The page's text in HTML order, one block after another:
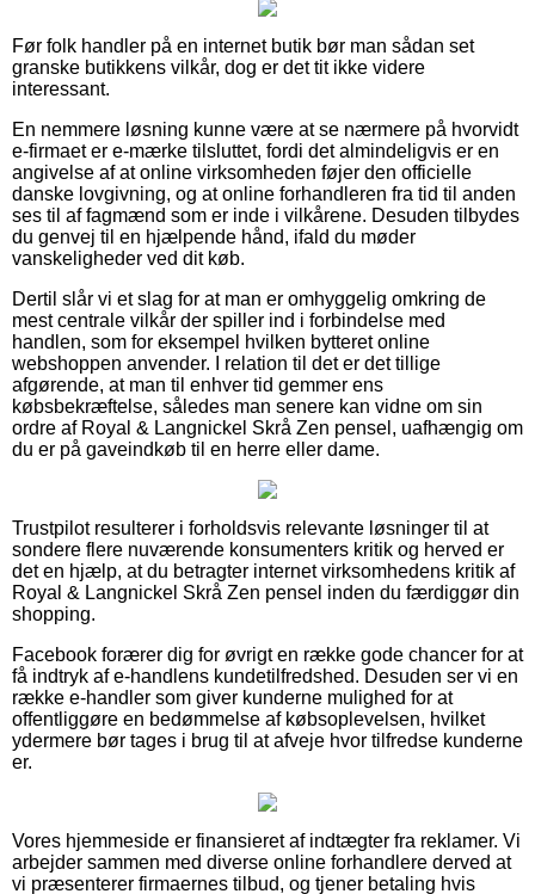
Før folk handler på en internet butik bør man sådan set
granske butikkens vilkår, dog er det tit ikke videre
interessant.
En nemmere løsning kunne være at se nærmere på hvorvidt
e-firmaet er e-mærke tilsluttet, fordi det almindeligvis er en
angivelse af at online virksomheden føjer den officielle
danske lovgivning, og at online forhandleren fra tid til anden
ses til af fagmænd som er inde i vilkårene. Desuden tilbydes
du genvej til en hjælpende hånd, ifald du møder
vanskeligheder ved dit køb.
Dertil slår vi et slag for at man er omhyggelig omkring de
mest centrale vilkår der spiller ind i forbindelse med
handlen, som for eksempel hvilken bytteret online
webshoppen anvender. I relation til det er det tillige
afgørende, at man til enhver tid gemmer ens
købsbekræftelse, således man senere kan vidne om sin
ordre af Royal & Langnickel Skrå Zen pensel, uafhængig om
du er på gaveindkøb til en herre eller dame.
Trustpilot resulterer i forholdsvis relevante løsninger til at
sondere flere nuværende konsumenters kritik og herved er
det en hjælp, at du betragter internet virksomhedens kritik af
Royal & Langnickel Skrå Zen pensel inden du færdiggør din
shopping.
Facebook forærer dig for øvrigt en række gode chancer for at
få indtryk af e-handlens kundetilfredshed. Desuden ser vi en
række e-handler som giver kunderne mulighed for at
offentliggøre en bedømmelse af købsoplevelsen, hvilket
ydermere bør tages i brug til at afveje hvor tilfredse kunderne
er.
Vores hjemmeside er finansieret af indtægter fra reklamer. Vi
arbejder sammen med diverse online forhandlere derved at
vi præsenterer firmaernes tilbud, og tjener betaling hvis